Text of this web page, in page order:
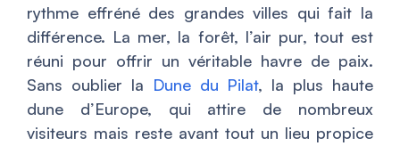
rythme effréné des grandes villes qui fait la
différence. La mer, la forêt, l’air pur, tout est
réuni pour offrir un véritable havre de paix.
Sans oublier la Dune du Pilat, la plus haute
dune d’Europe, qui attire de nombreux
visiteurs mais reste avant tout un lieu propice